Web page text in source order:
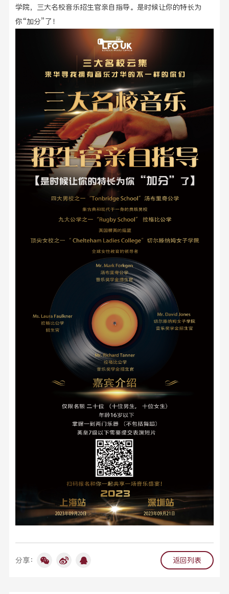
学院，三大名校音乐招生官亲自指导。是时候让你的特长为
你“加分”了！
分享： 返回列表